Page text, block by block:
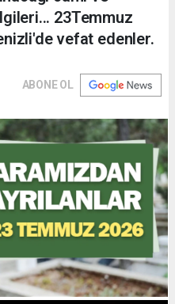
23Temmuz
vefat edenler.
ABONE OL